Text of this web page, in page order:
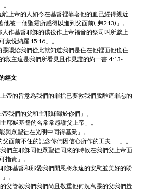
上帝的人如今在基督裡靠著他的血已經得親近
被一個聖靈所感得以進到父面前( 弗2:13)」。
作基督耶穌的僕役作上帝福音的祭司叫所獻上
蒙悅納羅 15:16」。
賜給我們從此就知道我們是住在他裡面他也住
救主這是我們所看見且作見證的約一書 4:13-
經文
帝的旨意為我們的罪捨已要救我們脫離這罪惡的
我們的父和主耶穌歸於你們」。
耶穌基督的名常常感謝父上帝」。
與眾聖徒在光明中同得基業」。
面前不住的記念你們因信心所作的工夫 … 」。
們主耶穌同他眾聖徒同來的時候在我們父上帝面
指責」。
穌基督和那愛我們開恩將永遠的安慰並美好的盼
。
父管教我們我們尚且敬重他何況萬靈的父我們豈